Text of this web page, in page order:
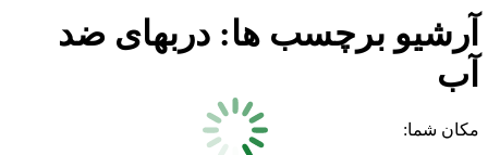
آرشیو برچسب ها: دربهای ضد
آب
مکان شما: